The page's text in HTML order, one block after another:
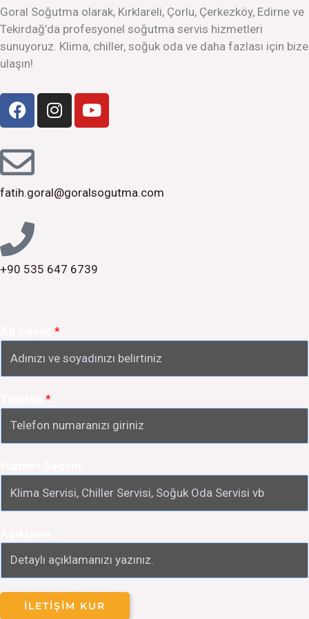
o
o
k
g
r
a
b
e
Goral Soğutma olarak, Kırklareli, Çorlu, Çerkezköy, Edirne ve
Tekirdağ’da profesyonel soğutma servis hizmetleri
sunuyoruz. Klima, chiller, soğuk oda ve daha fazlası için bize
ulaşın!
F
a
e
b
o
k
I
n
g
r
Y
o
b
fatih.goral@goralsogutma.com
+90 535 647 6739
*
*
İLETIŞIM KUR